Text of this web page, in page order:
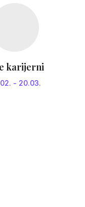
karijerni
- 20.03.